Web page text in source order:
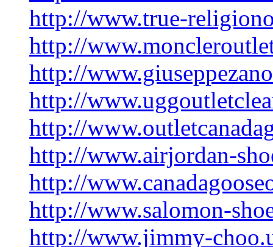
http://www.true-
http://
http://
http://
http://
http://www.airjordan-
http://
http://www.salomon-
http://www.jimmy-